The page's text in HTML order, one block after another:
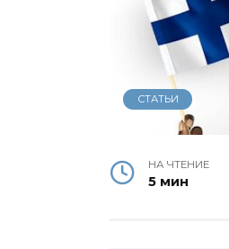
СТАТЬИ
НА ЧТЕНИЕ
5 мин